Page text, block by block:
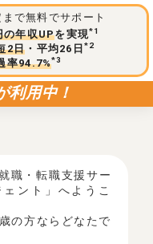
で無料でサポート
の年収UPを実現*1
2日 ・平均26日*2
率94.7%*3
利用中！
職・転職支援サー
ント」へようこ
の方ならどなたで